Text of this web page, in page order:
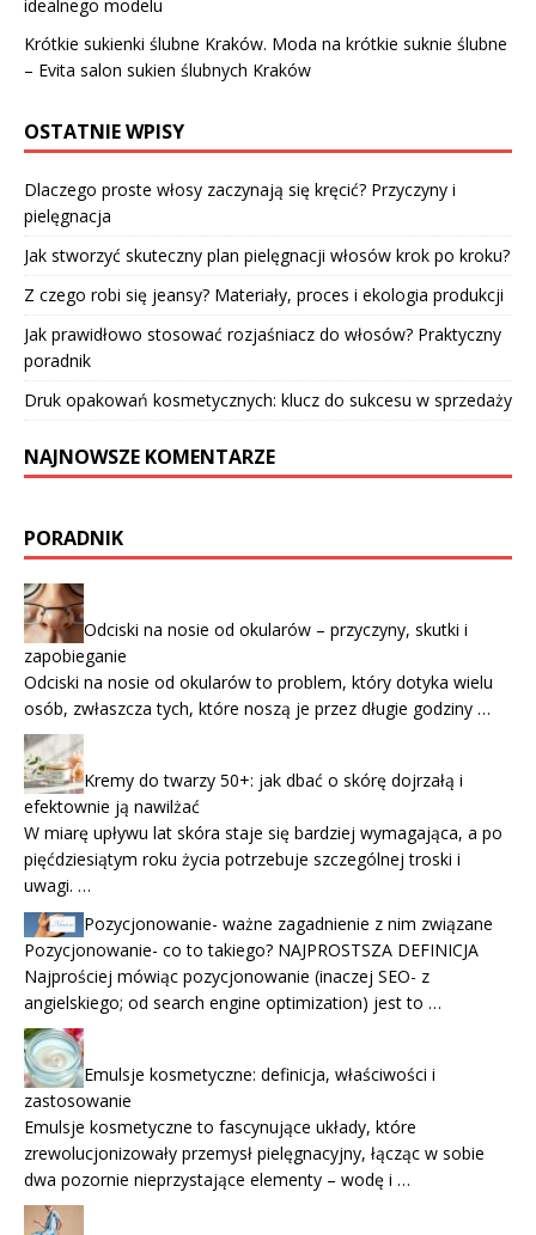
idealnego modelu
Krótkie sukienki ślubne Kraków. Moda na krótkie suknie ślubne
– Evita salon sukien ślubnych Kraków
OSTATNIE WPISY
Dlaczego proste włosy zaczynają się kręcić? Przyczyny i
pielęgnacja
Jak stworzyć skuteczny plan pielęgnacji włosów krok po kroku?
Z czego robi się jeansy? Materiały, proces i ekologia produkcji
Jak prawidłowo stosować rozjaśniacz do włosów? Praktyczny
poradnik
Druk opakowań kosmetycznych: klucz do sukcesu w sprzedaży
NAJNOWSZE KOMENTARZE
PORADNIK
Odciski na nosie od okularów – przyczyny, skutki i
zapobieganie
Odciski na nosie od okularów to problem, który dotyka wielu
osób, zwłaszcza tych, które noszą je przez długie godziny …
Kremy do twarzy 50+: jak dbać o skórę dojrzałą i
efektownie ją nawilżać
W miarę upływu lat skóra staje się bardziej wymagająca, a po
pięćdziesiątym roku życia potrzebuje szczególnej troski i
uwagi. …
Pozycjonowanie- ważne zagadnienie z nim związane
Pozycjonowanie- co to takiego? NAJPROSTSZA DEFINICJA
Najprościej mówiąc pozycjonowanie (inaczej SEO- z
angielskiego; od search engine optimization) jest to …
Emulsje kosmetyczne: definicja, właściwości i
zastosowanie
Emulsje kosmetyczne to fascynujące układy, które
zrewolucjonizowały przemysł pielęgnacyjny, łącząc w sobie
dwa pozornie nieprzystające elementy – wodę i …